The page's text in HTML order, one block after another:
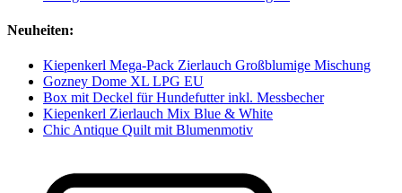
Neuheiten:
Kiepenkerl Mega-Pack Zierlauch Großblumige Mischung
Gozney Dome XL LPG EU
Box mit Deckel für Hundefutter inkl. Messbecher
Kiepenkerl Zierlauch Mix Blue & White
Chic Antique Quilt mit Blumenmotiv